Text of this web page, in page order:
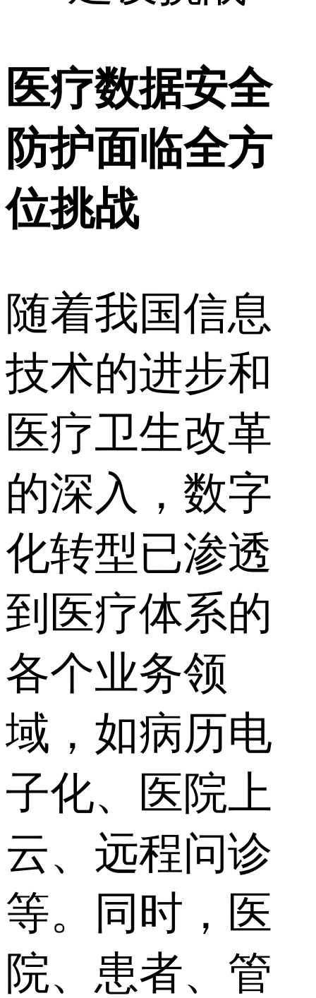
医疗数据安全
防护面临全方
位挑战
随着我国信息
技术的进步和
医疗卫生改革
的深入，数字
化转型已渗透
到医疗体系的
各个业务领
域，如病历电
子化、医院上
云、远程问诊
等。同时，医
院、患者、管